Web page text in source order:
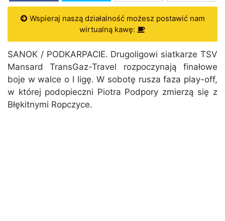
Wspieraj naszą działalność możesz postawić nam
wirtualną kawę:
SANOK / PODKARPACIE. Drugoligowi siatkarze TSV
Mansard TransGaz-Travel rozpoczynają finałowe
boje w walce o I ligę. W sobotę rusza faza play-off,
w której podopieczni Piotra Podpory zmierzą się z
Błękitnymi Ropczyce.